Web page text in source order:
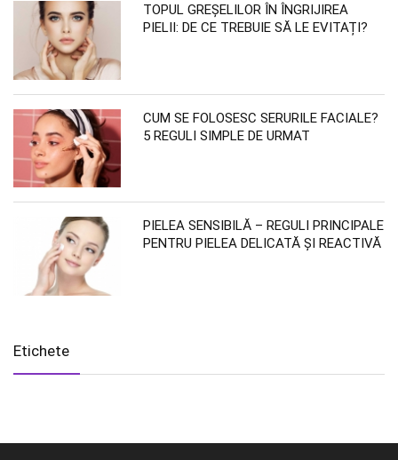
TOPUL GREȘELILOR ÎN ÎNGRIJIREA
PIELII: DE CE TREBUIE SĂ LE EVITAȚI?
CUM SE FOLOSESC SERURILE FACIALE?
5 REGULI SIMPLE DE URMAT
PIELEA SENSIBILĂ – REGULI PRINCIPALE
PENTRU PIELEA DELICATĂ ȘI REACTIVĂ
Etichete